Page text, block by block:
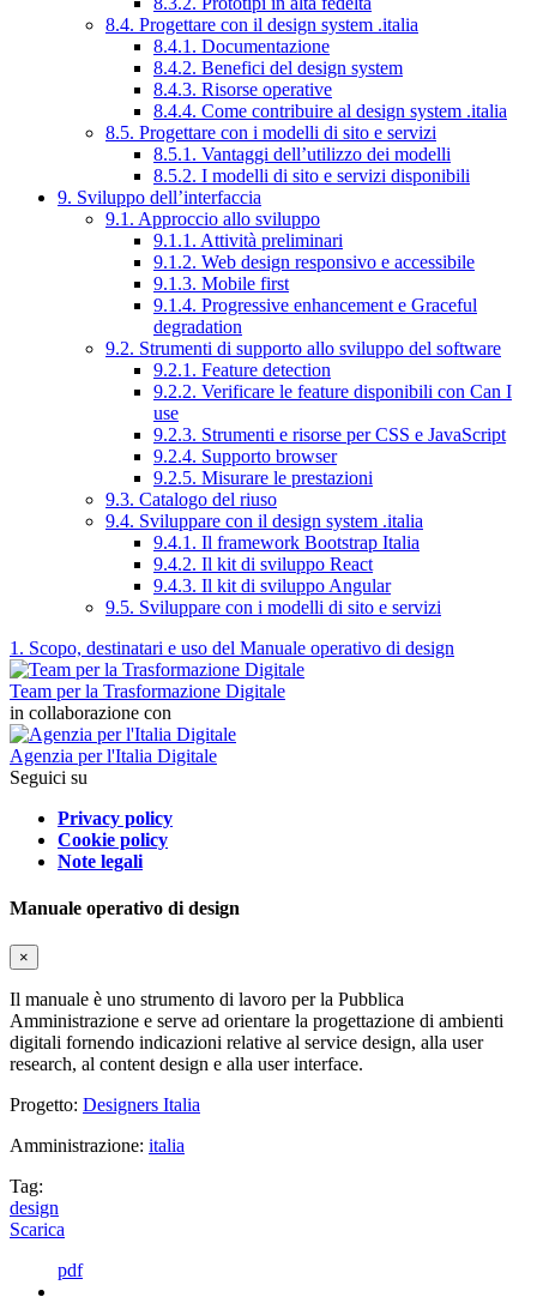
8.4. Progettare con il design system .italia
8.4.1. Documentazione
8.4.2. Benefici del design system
8.4.3. Risorse operative
8.4.4. Come contribuire al design system .italia
8.5. Progettare con i modelli di sito e servizi
8.5.1. Vantaggi dell’utilizzo dei modelli
8.5.2. I modelli di sito e servizi disponibili
9. Sviluppo dell’interfaccia
9.1. Approccio allo sviluppo
9.1.1. Attività preliminari
9.1.2. Web design responsivo e accessibile
9.1.3. Mobile first
9.1.4. Progressive enhancement e Graceful
degradation
9.2. Strumenti di supporto allo sviluppo del software
9.2.1. Feature detection
9.2.2. Verificare le feature disponibili con Can I
use
9.2.3. Strumenti e risorse per CSS e JavaScript
9.2.4. Supporto browser
9.2.5. Misurare le prestazioni
9.3. Catalogo del riuso
9.4. Sviluppare con il design system .italia
9.4.1. Il framework Bootstrap Italia
9.4.2. Il kit di sviluppo React
9.4.3. Il kit di sviluppo Angular
9.5. Sviluppare con i modelli di sito e servizi
1. Scopo, destinatari e uso del Manuale operativo di design
Team per la Trasformazione Digitale
in collaborazione con
Agenzia per l'Italia Digitale
Seguici su
Privacy policy
Cookie policy
Note legali
Manuale operativo di design
×
Il manuale è uno strumento di lavoro per la Pubblica
Amministrazione e serve ad orientare la progettazione di ambienti
digitali fornendo indicazioni relative al service design, alla user
research, al content design e alla user interface.
Progetto: Designers Italia
Amministrazione: italia
Tag:
design
Scarica
pdf